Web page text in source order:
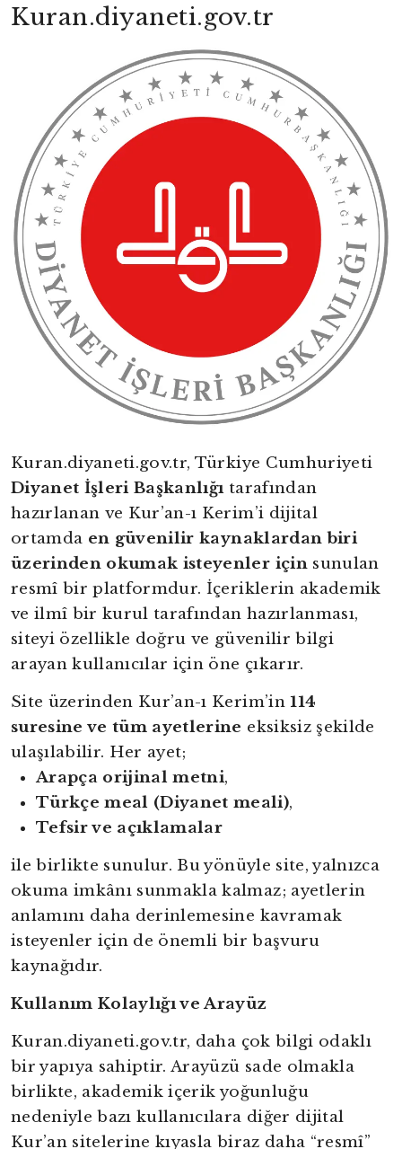
Kuran.diyaneti.gov.tr
Kuran.diyaneti.gov.tr, Türkiye Cumhuriyeti
Diyanet İşleri Başkanlığıtarafından
hazırlanan ve Kur’an-ı Kerim’i dijital
ortamda en güvenilir kaynaklardan biri
üzerinden okumak isteyenler içinsunulan
resmî bir platformdur. İçeriklerin akademik
ve ilmî bir kurul tarafından hazırlanması,
siteyi özellikle doğru ve güvenilir bilgi
arayan kullanıcılar için öne çıkarır.
Site üzerinden Kur’an-ı Kerim’in114
suresine ve tüm ayetlerine eksiksiz şekilde
ulaşılabilir. Her ayet;
Arapça orijinal metni,
Türkçe meal (Diyanet meali),
Tefsir ve açıklamalar
ile birlikte sunulur. Bu yönüyle site, yalnızca
okuma imkânı sunmakla kalmaz; ayetlerin
anlamını daha derinlemesine kavramak
isteyenler için de önemli bir başvuru
kaynağıdır.
Kullanım Kolaylığı ve Arayüz
Kuran.diyaneti.gov.tr, daha çok bilgi odaklı
bir yapıya sahiptir. Arayüzü sade olmakla
birlikte, akademik içerik yoğunluğu
nedeniyle bazı kullanıcılara diğer dijital
Kur’an sitelerine kıyasla biraz daha “resmî”